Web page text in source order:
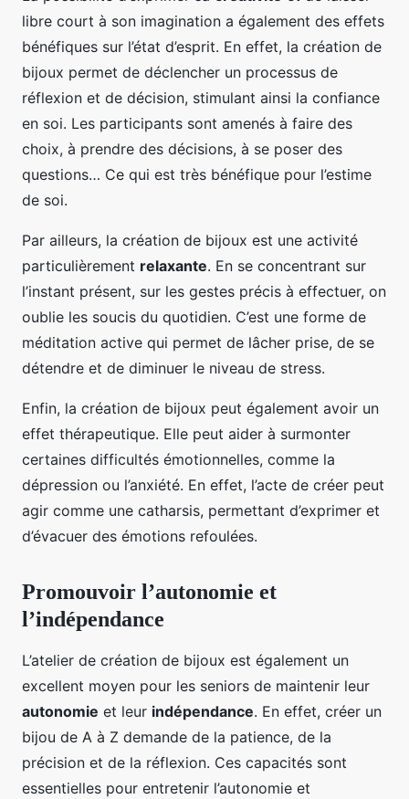
libre court à son imagination a également des effets
bénéfiques sur l’état d’esprit. En effet, la création de
bijoux permet de déclencher un processus de
réflexion et de décision, stimulant ainsi la confiance
en soi. Les participants sont amenés à faire des
choix, à prendre des décisions, à se poser des
questions… Ce qui est très bénéfique pour l’estime
de soi.
Par ailleurs, la création de bijoux est une activité
particulièrement relaxante. En se concentrant sur
l’instant présent, sur les gestes précis à effectuer, on
oublie les soucis du quotidien. C’est une forme de
méditation active qui permet de lâcher prise, de se
détendre et de diminuer le niveau de stress.
Enfin, la création de bijoux peut également avoir un
effet thérapeutique. Elle peut aider à surmonter
certaines difficultés émotionnelles, comme la
dépression ou l’anxiété. En effet, l’acte de créer peut
agir comme une catharsis, permettant d’exprimer et
d’évacuer des émotions refoulées.
Promouvoir l’autonomie et
l’indépendance
L’atelier de création de bijoux est également un
excellent moyen pour les seniors de maintenir leur
autonomie et leur indépendance. En effet, créer un
bijou de A à Z demande de la patience, de la
précision et de la réflexion. Ces capacités sont
essentielles pour entretenir l’autonomie et